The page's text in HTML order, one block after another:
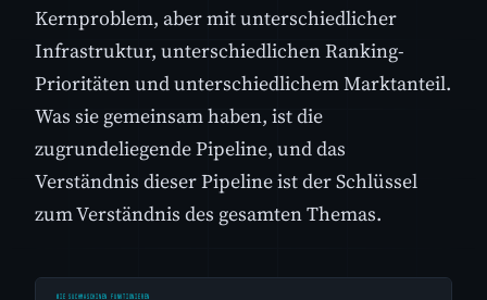
Kernproblem, aber mit unterschiedlicher
Infrastruktur, unterschiedlichen Ranking-
Prioritäten und unterschiedlichem Marktanteil.
Was sie gemeinsam haben, ist die
zugrundeliegende Pipeline, und das
Verständnis dieser Pipeline ist der Schlüssel
zum Verständnis des gesamten Themas.